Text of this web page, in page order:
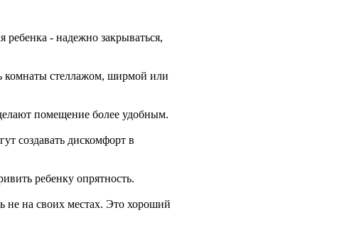
- надежно закрываться,
комнаты стеллажом, ширмой или
помещение более удобным.
создавать дискомфорт в
ребенку опрятность.
не на своих местах. Это хороший